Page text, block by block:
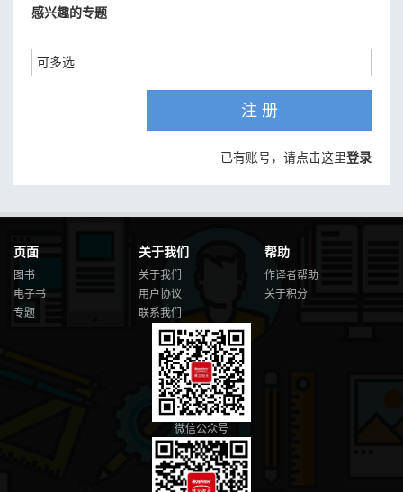
感兴趣的专题
注 册
已有账号，请点击这里登录
页面
图书
电子书
专题
关于我们
关于我们
用户协议
联系我们
帮助
作译者帮助
关于积分
微信公众号